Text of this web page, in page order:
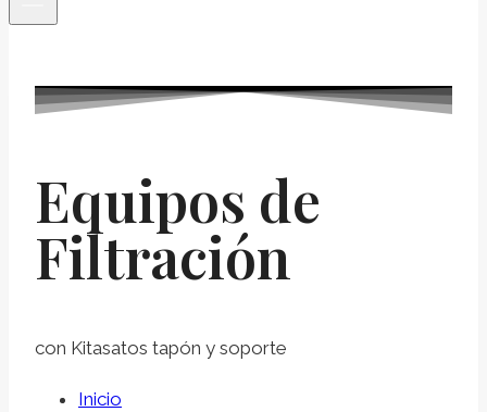
Equipos de
Filtración
con Kitasatos tapón y soporte
Inicio